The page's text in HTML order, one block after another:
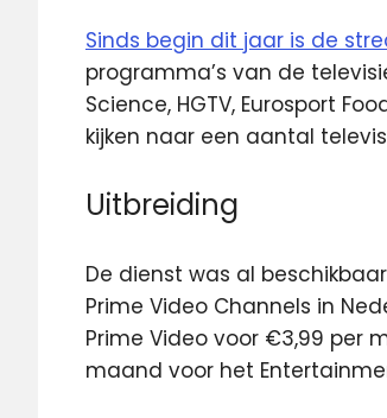
Sinds begin dit jaar is de
programma’s van de
Science, HGTV, Eurosport
kijken naar een aantal
Uitbreiding
De dienst was al
Prime Video Channels in
Prime Video voor €3,99 per
maand voor het